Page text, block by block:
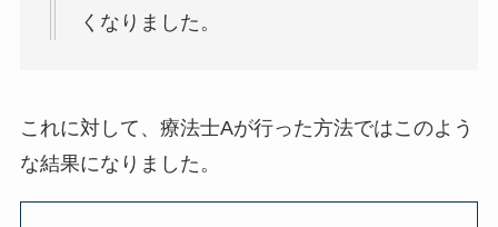
くなりました。
これに対して、療法士Aが行った方法ではこのよう
な結果になりました。